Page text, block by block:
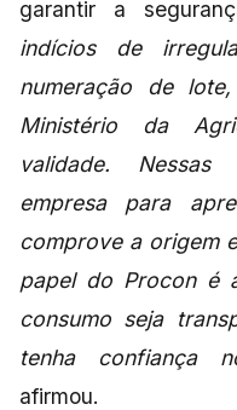
garantir a
indícios de
numeração de
Ministério da
validade. Nessas
empresa para
comprove a origem
papel do Procon é
consumo seja
tenha confiança
afirmou.